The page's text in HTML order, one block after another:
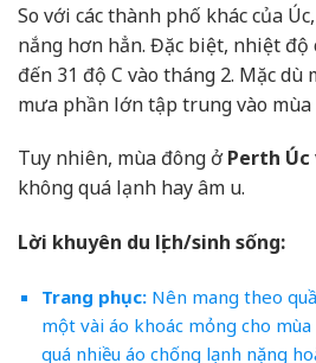
So với các thành phố khác của
nắng hơn hẳn. Đặc biệt, nhiệt
đến 31 độ C vào tháng 2. Mặc
mưa phần lớn tập trung vào mùa
Tuy nhiên, mùa đông ởPerth Úc
không quá lạnh hay âm u.
Lời khuyên du lịch/sinh sống:
Trang phục:Nên mang theo
một vài áo khoác mỏng cho
quá nhiều áo chống lạnh nặng